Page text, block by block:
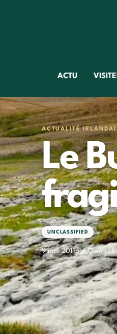
ACTU
ACTUALITÉ
Le
UNCLASSIFIED
9 mai 2011par Gwen